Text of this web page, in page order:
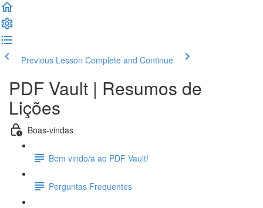
Previous Lesson Complete and Continue
PDF Vault | Resumos de
Lições
Boas-vindas
Bem vindo/a ao PDF Vault!
Perguntas Frequentes